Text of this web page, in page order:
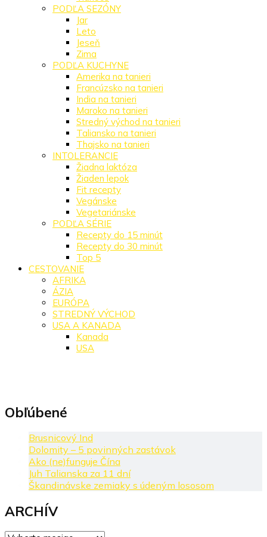
PODĽA SEZÓNY
Jar
Leto
Jeseň
Zima
PODĽA KUCHYNE
Amerika na tanieri
Francúzsko na tanieri
India na tanieri
Maroko na tanieri
Stredný východ na tanieri
Taliansko na tanieri
Thajsko na tanieri
INTOLERANCIE
Žiadna laktóza
Žiaden lepok
Fit recepty
Vegánske
Vegetariánske
PODĽA SÉRIE
Recepty do 15 minút
Recepty do 30 minút
Top 5
CESTOVANIE
AFRIKA
ÁZIA
EURÓPA
STREDNÝ VÝCHOD
USA A KANADA
Kanada
USA
Obľúbené
Brusnicový Ind
Dolomity – 5 povinných zastávok
Ako (ne)funguje Čína
Juh Talianska za 11 dní
Škandinávske zemiaky s údeným lososom
ARCHÍV